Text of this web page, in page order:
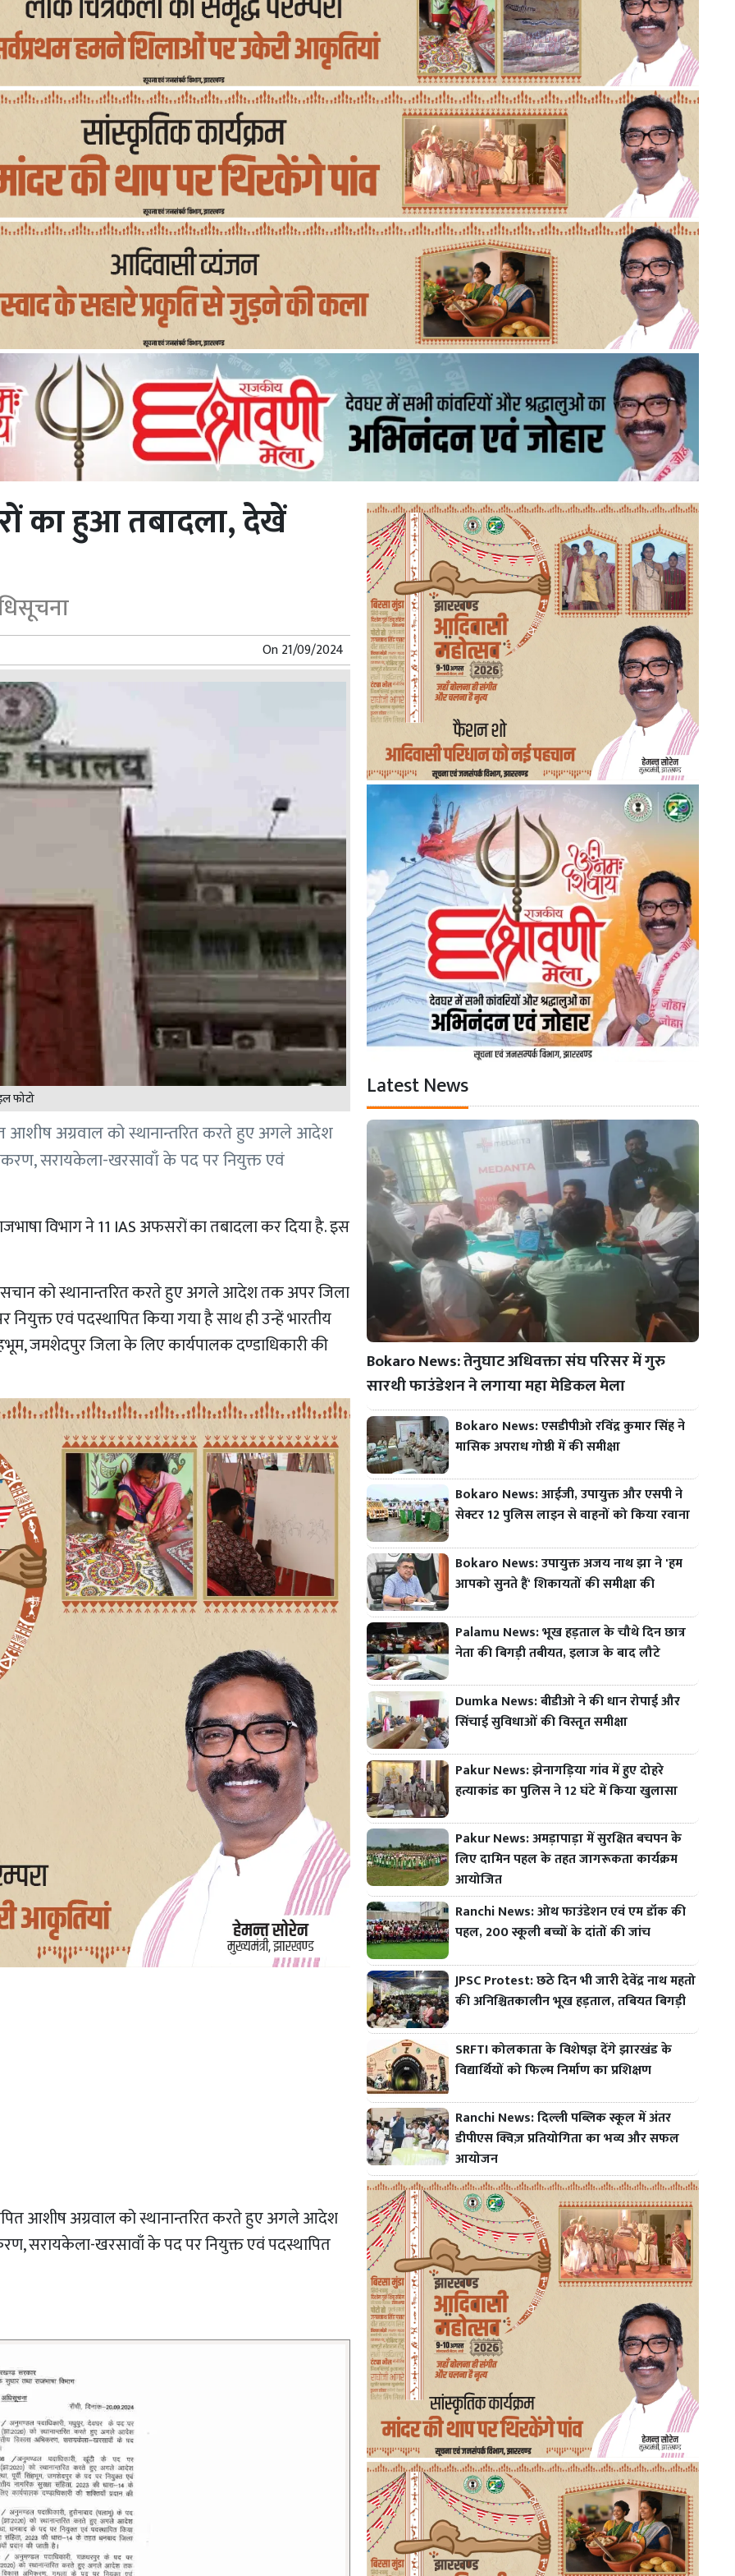
का हुआ तबादला, देखें
On21/09/2024
फोटो
आशीष अग्रवाल को स्थानान्तरित करते हुए अगले आदेश
सरायकेला-खरसावाँ के पद पर नियुक्त एवं
विभाग ने 11 IAS अफसरों का तबादला कर दिया है. इस
को स्थानान्तरित करते हुए अगले आदेश तक अपर जिला
नियुक्त एवं पदस्थापित किया गया है साथ ही उन्हें भारतीय
जमशेदपुर जिला के लिए कार्यपालक दण्डाधिकारी की
आशीष अग्रवाल को स्थानान्तरित करते हुए अगले आदेश
सरायकेला-खरसावाँ के पद पर नियुक्त एवं पदस्थापित
Latest News
Bokaro News: तेनुघाट अधिवक्ता संघ परिसर में गुरु
सारथी फाउंडेशन ने लगाया महा मेडिकल मेला
Bokaro News: एसडीपीओ रविंद्र कुमार सिंह ने
मासिक अपराध गोष्ठी में की समीक्षा
Bokaro News: आईजी, उपायुक्त और एसपी ने
सेक्टर 12 पुलिस लाइन से वाहनों को किया रवाना
Bokaro News: उपायुक्त अजय नाथ झा ने 'हम
आपको सुनते हैं' शिकायतों की समीक्षा की
Palamu News: भूख हड़ताल के चौथे दिन छात्र
नेता की बिगड़ी तबीयत, इलाज के बाद लौटे
Dumka News: बीडीओ ने की धान रोपाई और
सिंचाई सुविधाओं की विस्तृत समीक्षा
Pakur News: झेनागड़िया गांव में हुए दोहरे
हत्याकांड का पुलिस ने 12 घंटे में किया खुलासा
Pakur News: अमड़ापाड़ा में सुरक्षित बचपन के
लिए दामिन पहल के तहत जागरूकता कार्यक्रम
आयोजित
Ranchi News: ओथ फाउंडेशन एवं एम डॉक की
पहल, 200 स्कूली बच्चों के दांतों की जांच
JPSC Protest: छठे दिन भी जारी देवेंद्र नाथ महतो
की अनिश्चितकालीन भूख हड़ताल, तबियत बिगड़ी
SRFTI कोलकाता के विशेषज्ञ देंगे झारखंड के
विद्यार्थियों को फिल्म निर्माण का प्रशिक्षण
Ranchi News: दिल्ली पब्लिक स्कूल में अंतर
डीपीएस क्विज़ प्रतियोगिता का भव्य और सफल
आयोजन